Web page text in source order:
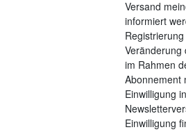
Versand
informiert
Veränderung
im Rahmen
Abonnement
Einwilligung
Einwilligung